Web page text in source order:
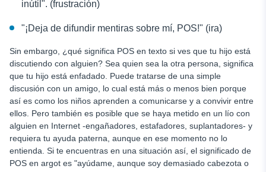
inútil". (frustración)
"¡Deja de difundir mentiras sobre mí, POS!" (ira)
Sin embargo, ¿qué significa POS en texto si ves que tu hijo está
discutiendo con alguien? Sea quien sea la otra persona, significa
que tu hijo está enfadado. Puede tratarse de una simple
discusión con un amigo, lo cual está más o menos bien porque
así es como los niños aprenden a comunicarse y a convivir entre
ellos. Pero también es posible que se haya metido en un lío con
alguien en Internet -engañadores, estafadores, suplantadores- y
requiera tu ayuda paterna, aunque en ese momento no lo
entienda. Si te encuentras en una situación así, el significado de
POS en argot es "ayúdame, aunque soy demasiado cabezota o